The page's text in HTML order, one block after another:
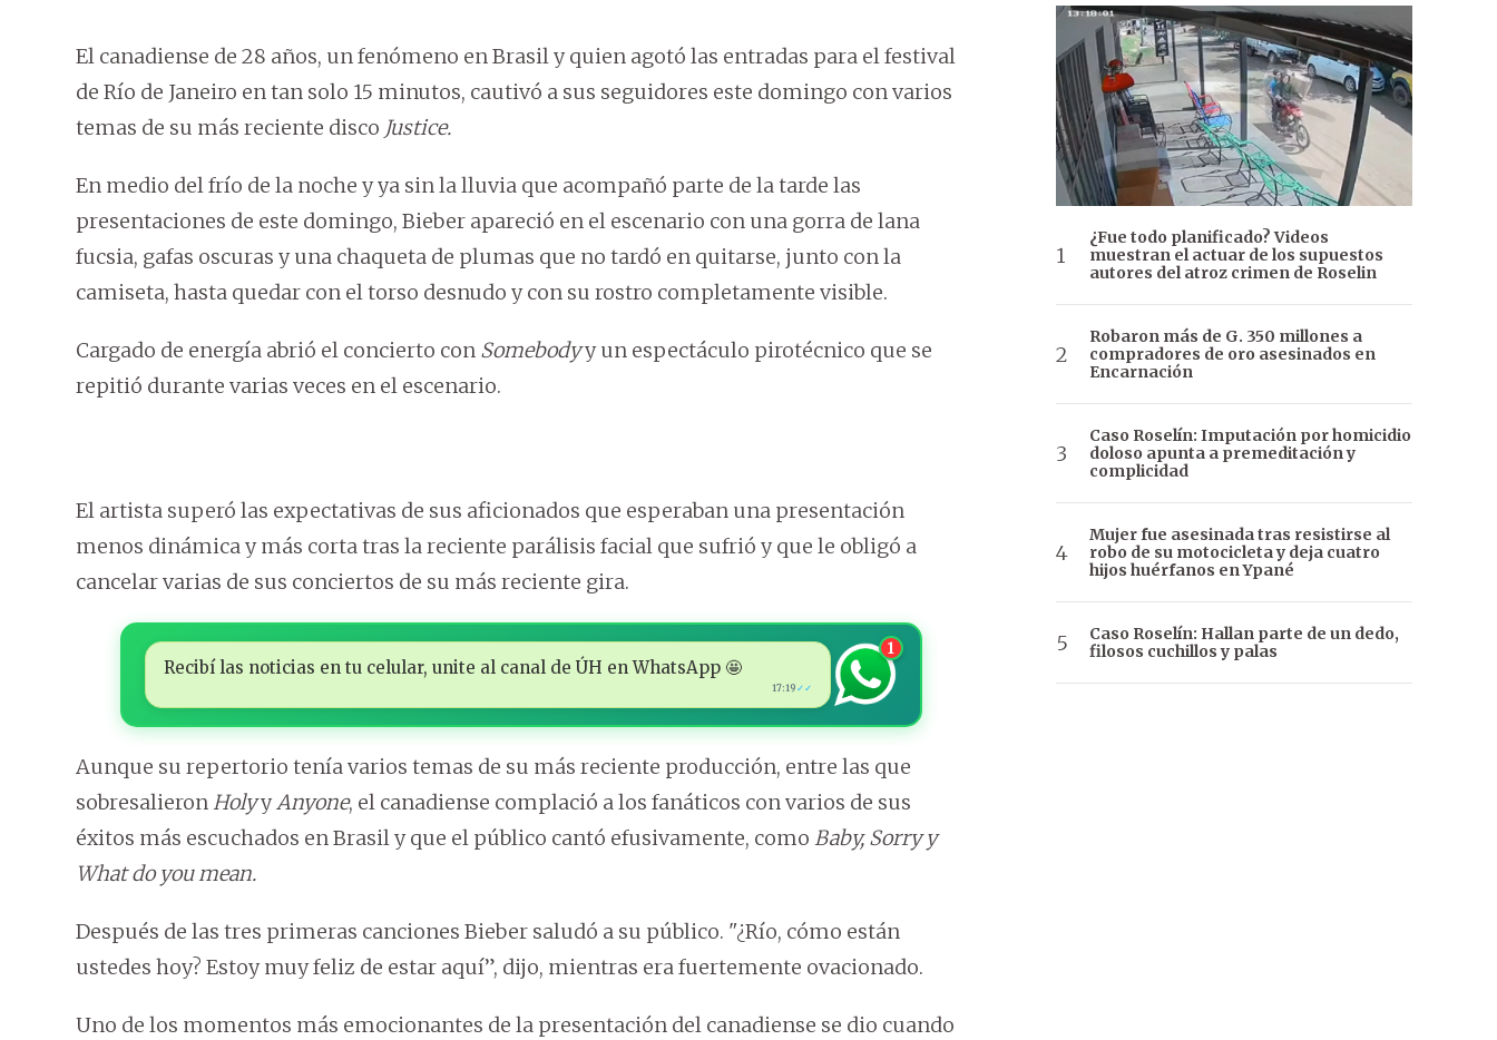
El canadiense de 28 años, un fenómeno en Brasil y quien agotó las entradas para el festival
de Río de Janeiro en tan solo 15 minutos, cautivó a sus seguidores este domingo con varios
temas de su más reciente disco Justice.
En medio del frío de la noche y ya sin la lluvia que acompañó parte de la tarde las
presentaciones de este domingo, Bieber apareció en el escenario con una gorra de lana
fucsia, gafas oscuras y una chaqueta de plumas que no tardó en quitarse, junto con la
camiseta, hasta quedar con el torso desnudo y con su rostro completamente visible.
Cargado de energía abrió el concierto con Somebodyy un espectáculo pirotécnico que se
repitió durante varias veces en el escenario.
El artista superó las expectativas de sus aficionados que esperaban una presentación
menos dinámica y más corta tras la reciente parálisis facial que sufrió y que le obligó a
cancelar varias de sus conciertos de su más reciente gira.
Recibí las noticias en tu celular, unite al canal de ÚH en WhatsApp 🤩
17:19 ✓✓
1
Aunque su repertorio tenía varios temas de su más reciente producción, entre las que
sobresalieronHolyyAnyone, el canadiense complació a los fanáticos con varios de sus
éxitos más escuchados en Brasil y que el público cantó efusivamente, como Baby, Sorry y
What do you mean.
Después de las tres primeras canciones Bieber saludó a su público. "¿Río, cómo están
ustedes hoy? Estoy muy feliz de estar aquí”, dijo, mientras era fuertemente ovacionado.
Uno de los momentos más emocionantes de la presentación del canadiense se dio cuando
¿Fue todo planificado? Videos
muestran el actuar de los supuestos
autores del atroz crimen de Roselin
Robaron más de G. 350 millones a
compradores de oro asesinados en
Encarnación
Caso Roselín: Imputación por homicidio
doloso apunta a premeditación y
complicidad
Mujer fue asesinada tras resistirse al
robo de su motocicleta y deja cuatro
hijos huérfanos en Ypané
Caso Roselín: Hallan parte de un dedo,
filosos cuchillos y palas